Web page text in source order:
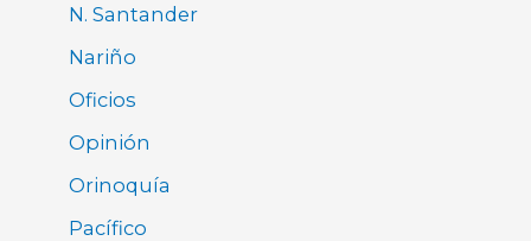
N. Santander
Nariño
Oficios
Opinión
Orinoquía
Pacífico